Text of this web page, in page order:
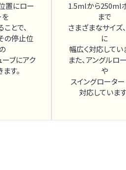
置にロー
とで、
の停止位
ブにアク
す。
1.5mlから250ml
まで
さまざまなサイズ
に
幅広く対応してい
また、アングルロ
や
スイングロータ
対応しています